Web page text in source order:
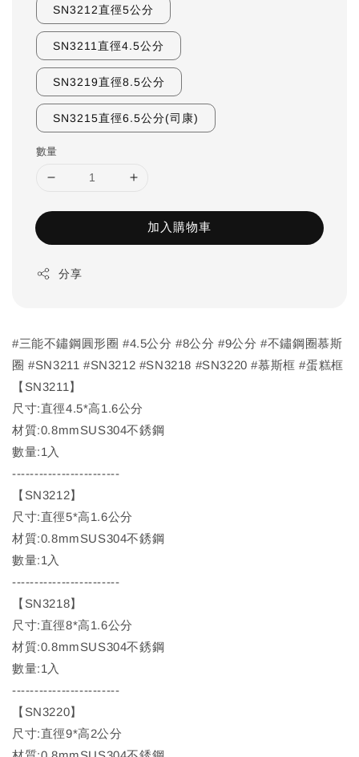
SN3212直徑5公分
SN3211直徑4.5公分
SN3219直徑8.5公分
SN3215直徑6.5公分(司康)
數量
加入購物車
分享
#三能不鏽鋼圓形圈 #4.5公分 #8公分 #9公分 #不鏽鋼圈慕斯
圈 #SN3211 #SN3212 #SN3218 #SN3220 #慕斯框 #蛋糕框
【SN3211】
尺寸:直徑4.5*高1.6公分
材質:0.8mmSUS304不銹鋼
數量:1入
------------------------
【SN3212】
尺寸:直徑5*高1.6公分
材質:0.8mmSUS304不銹鋼
數量:1入
------------------------
【SN3218】
尺寸:直徑8*高1.6公分
材質:0.8mmSUS304不銹鋼
數量:1入
------------------------
【SN3220】
尺寸:直徑9*高2公分